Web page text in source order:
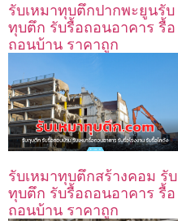
รับเหมาทุบตึกปากพะยูนรับ
ทุบตึก รับรื้อถอนอาคาร รื้อ
ถอนบ้าน ราคาถูก
รับเหมาทุบตึกสร้างคอม รับ
ทุบตึก รับรื้อถอนอาคาร รื้อ
ถอนบ้าน ราคาถูก